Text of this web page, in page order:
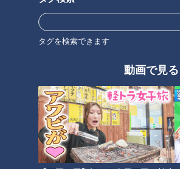
タグを検索できます
動画で見る
懐かしき流行語「巨人・大鵬・
卵焼き」、令和ではどうなる？
さらば谷
パリ五輪へ男子バレーボールが